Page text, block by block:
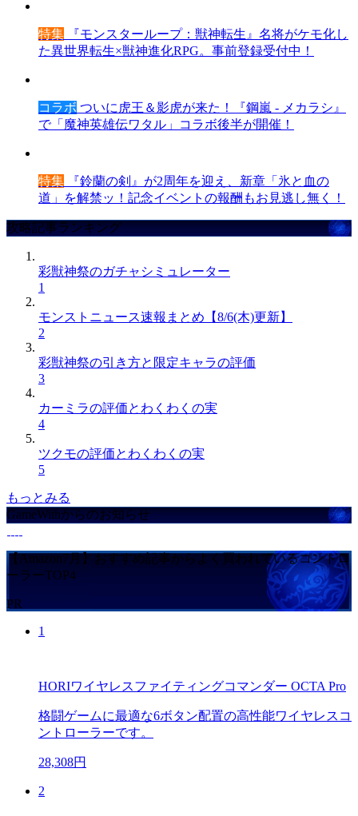
特集 『モンスターループ：獣神転生』名将がケモ化し
た異世界転生×獣神進化RPG。事前登録受付中！
コラボ ついに虎王＆影虎が来た！『鋼嵐 - メカラシ』
で「魔神英雄伝ワタル」コラボ後半が開催！
特集 『鈴蘭の剣』が2周年を迎え、新章「氷と血の
道」を解禁ッ！記念イベントの報酬もお見逃し無く！
攻略記事ランキング
彩獣神祭のガチャシミュレーター
1
モンストニュース速報まとめ【8/6(木)更新】
2
彩獣神祭の引き方と限定キャラの評価
3
カーミラの評価とわくわくの実
4
ツクモの評価とわくわくの実
5
もっとみる
GameWithからのお知らせ
【Amazon7月】おすすめ記事からよく買われているコントロ
ーラーTOP4
PR
1
HORIワイヤレスファイティングコマンダー OCTA Pro
格闘ゲームに最適な6ボタン配置の高性能ワイヤレスコ
ントローラーです。
28,308円
2